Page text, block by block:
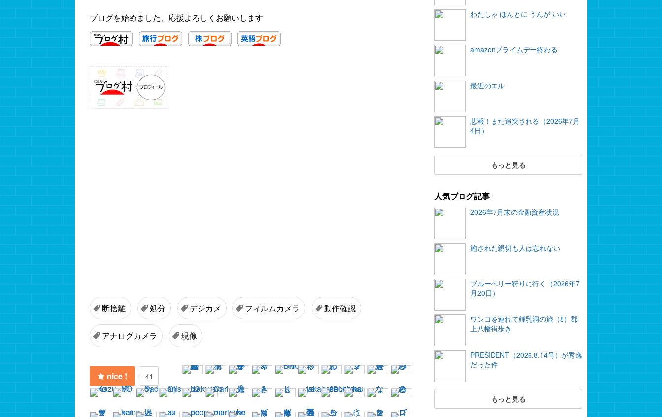
ブログを始めました、応援よろしくお願いします
断捨離 処分 デジカメ フィルムカメラ 動作確認
アナログカメラ 現像
nice ! 41
わたしゃ ほんとに うんが いい
amazonプライムデー終わる
最近のエル
悲報！また追突される（2026年7月
4日）
もっと見る
人気ブログ記事
2026年7月末の金融資産状況
施された親切も人は忘れない
ブルーベリー狩りに行く（2026年7
月20日）
ワンコを連れて鍾乳洞の旅（8）郡
上八幡街歩き
PRESIDENT（2026.8.14号）が秀逸
だった件
もっと見る